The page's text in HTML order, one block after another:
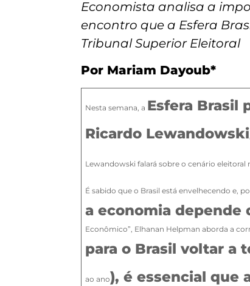
Economista analisa a
encontro que a Esfera
Tribunal Superior Eleitoral
Por Mariam Dayoub*
Nesta semana, a Esfera Brasil
Ricardo Lewandowski
Lewandowski falará sobre o cenário eleitoral
É sabido que o Brasil está envelhecendo e,
a economia depende
Econômico”, Elhanan Helpman aborda a
para o Brasil voltar a
ao ano), é essencial que